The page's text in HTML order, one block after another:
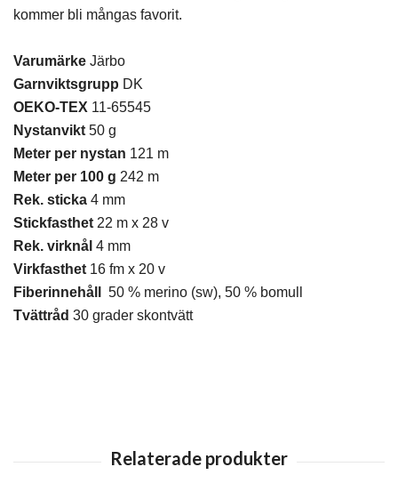
kommer bli mångas favorit.
Varumärke Järbo
Garnviktsgrupp DK
OEKO-TEX 11-65545
Nystanvikt 50 g
Meter per nystan 121 m
Meter per 100 g 242 m
Rek. sticka 4 mm
Stickfasthet 22 m x 28 v
Rek. virknål 4 mm
Virkfasthet 16 fm x 20 v
Fiberinnehåll
50 % merino (sw), 50 % bomull
Tvättråd 30 grader skontvätt